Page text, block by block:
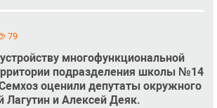
79
многофункциональной
подразделения школы №14
оценили депутаты окружного
Лагутин и Алексей Деяк.